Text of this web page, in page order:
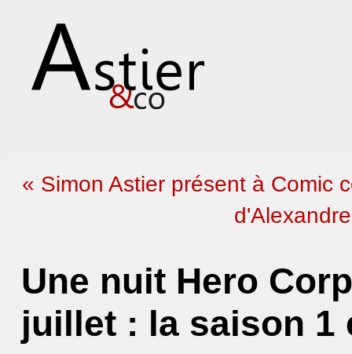
« Simon Astier présent à Comic
Une nuit Hero
juillet : la saison 1